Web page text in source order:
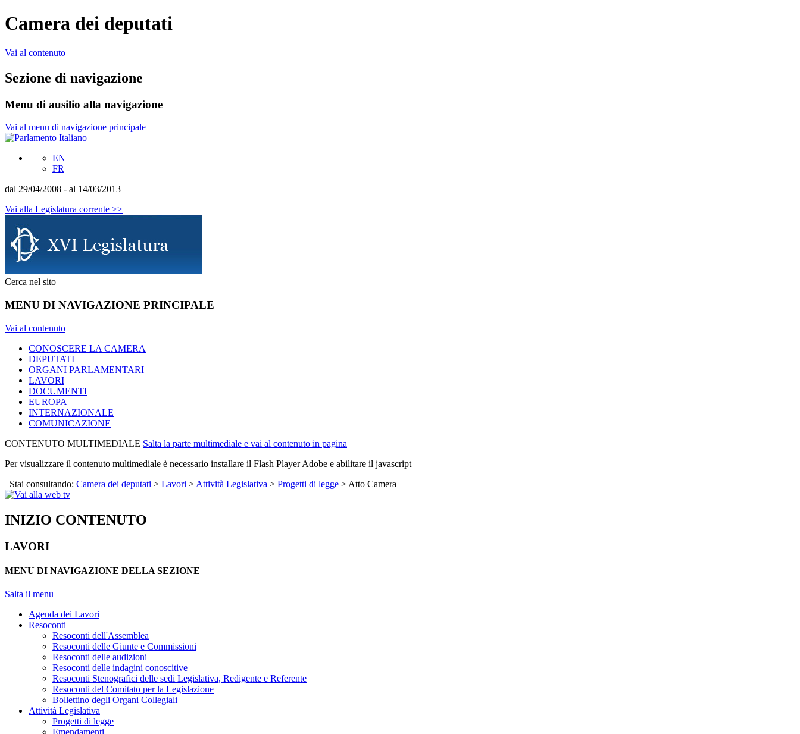
Camera dei deputati
Vai al contenuto
Sezione di navigazione
Menu di ausilio alla navigazione
Vai al menu di navigazione principale
EN
FR
dal 29/04/2008 - al 14/03/2013
Vai alla Legislatura corrente >>
Cerca nel sito
MENU DI NAVIGAZIONE PRINCIPALE
Vai al contenuto
CONOSCERE LA CAMERA
DEPUTATI
ORGANI PARLAMENTARI
LAVORI
DOCUMENTI
EUROPA
INTERNAZIONALE
COMUNICAZIONE
CONTENUTO MULTIMEDIALE Salta la parte multimediale e vai al contenuto in pagina
Per visualizzare il contenuto multimediale è necessario installare il Flash Player Adobe e abilitare il javascript
Stai consultando: Camera dei deputati > Lavori > Attività Legislativa > Progetti di legge > Atto Camera
INIZIO CONTENUTO
LAVORI
MENU DI NAVIGAZIONE DELLA SEZIONE
Salta il menu
Agenda dei Lavori
Resoconti
Resoconti dell'Assemblea
Resoconti delle Giunte e Commissioni
Resoconti delle audizioni
Resoconti delle indagini conoscitive
Resoconti Stenografici delle sedi Legislativa, Redigente e Referente
Resoconti del Comitato per la Legislazione
Bollettino degli Organi Collegiali
Attività Legislativa
Progetti di legge